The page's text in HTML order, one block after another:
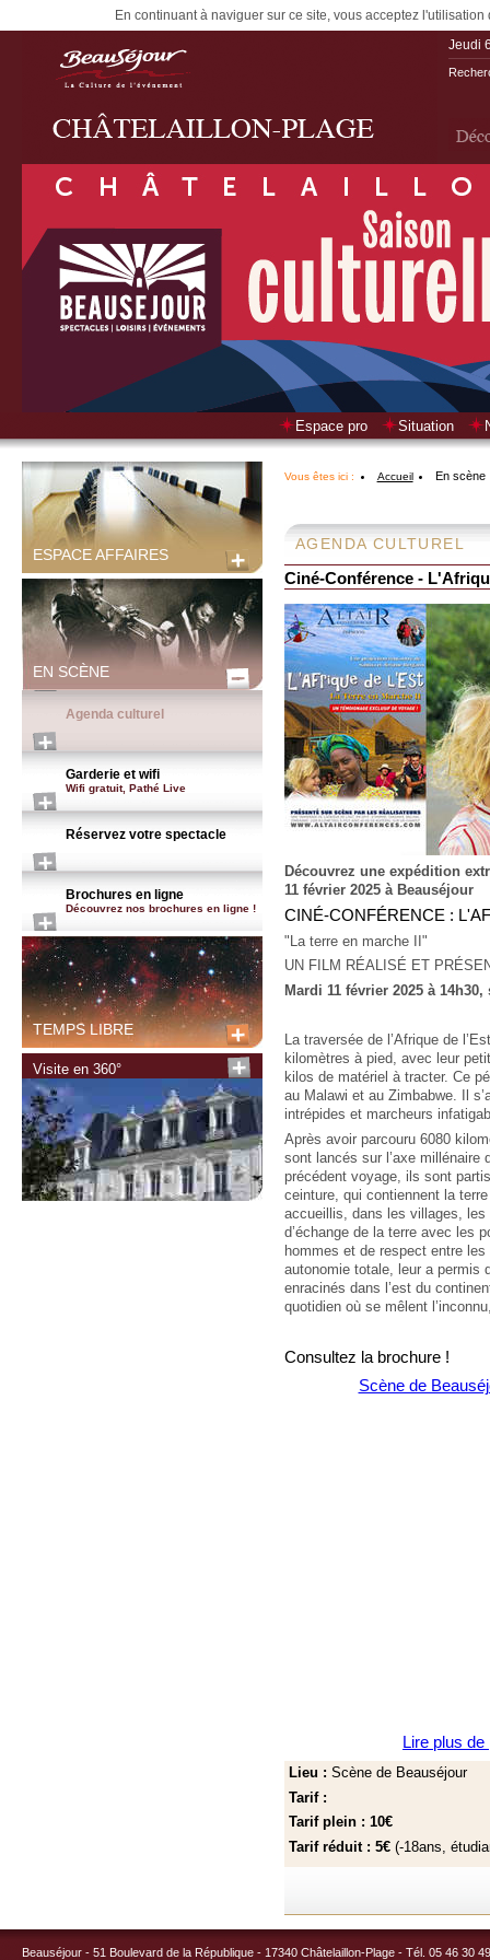
En continuant à naviguer sur ce site, vous acceptez
Jeudi
Espace pro Situation
ESPACE AFFAIRES
EN SCÈNE
Agenda culturel
Garderie et wifi
Wifi gratuit, Pathé Live
Réservez votre spectacle
Brochures en ligne
Découvrez nos brochures en ligne !
TEMPS LIBRE
Visite en 360°
Vous êtes ici : Accueil En scène
AGENDA CULTUREL
Ciné-Conférence -
Découvrez une expédition
11 février 2025 à Beauséjour
CINÉ-CONFÉRENCE :
"La terre en marche II"
UN FILM RÉALISÉ ET
Mardi 11 février 2025 à
La traversée de l’Afrique de
kilomètres à pied, avec leur
kilos de matériel à tracter. Ce
au Malawi et au Zimbabwe. Il
intrépides et marcheurs
Après avoir parcouru 6080
sont lancés sur l’axe millénaire
précédent voyage, ils sont
ceinture, qui contiennent la
accueillis, dans les villages,
d’échange de la terre avec les
hommes et de respect entre
autonomie totale, leur a permis
enracinés dans l’est du
quotidien où se mêlent
Consultez la brochure !
Scène de
Lire plus
Lieu : Scène de Beauséjour
Tarif :
Tarif plein : 10€
Tarif réduit : 5€ (-18ans,
Beauséjour - 51 Boulevard de la République - 17340 Châtelaillon-Plage - Tél. 05 46 30